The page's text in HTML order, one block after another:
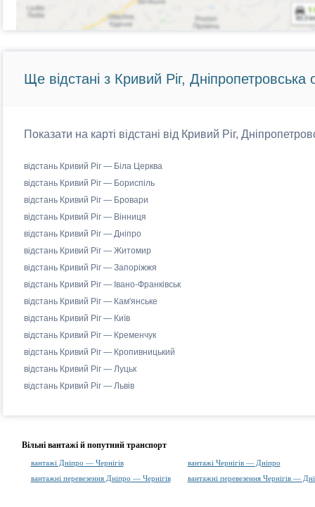
Ще відстані з Кривий Ріг, Дніпропетровська
Показати на карті відстані від Кривий Ріг,
відстань Кривий Ріг — Біла Церква
відстань Кривий Ріг — Бориспіль
відстань Кривий Ріг — Бровари
відстань Кривий Ріг — Вінниця
відстань Кривий Ріг — Дніпро
відстань Кривий Ріг — Житомир
відстань Кривий Ріг — Запоріжжя
відстань Кривий Ріг — Івано-Франківськ
відстань Кривий Ріг — Кам'янське
відстань Кривий Ріг — Київ
відстань Кривий Ріг — Кременчук
відстань Кривий Ріг — Кропивницький
відстань Кривий Ріг — Луцьк
відстань Кривий Ріг — Львів
Вільні вантажі й попутний транспорт
вантажі Дніпро — Чернігів
вантажі Чернігів — Дніпро
вантажні перевезення Дніпро — Чернігів
вантажні перевезення Чернігів —